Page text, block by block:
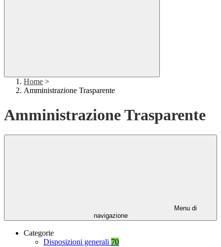
Home >
Amministrazione Trasparente
Amministrazione Trasparente
Menu di
navigazione
Categorie
Disposizioni generali 70